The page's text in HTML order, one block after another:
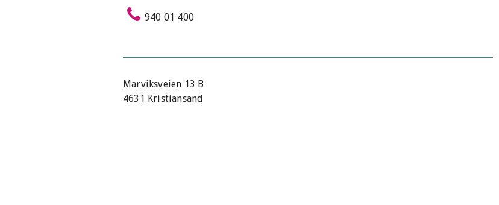
940 01 400
Marviksveien 13 B
4631 Kristiansand